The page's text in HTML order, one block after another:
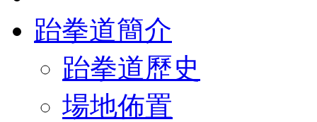
跆拳道簡介
跆拳道歷史
場地佈置